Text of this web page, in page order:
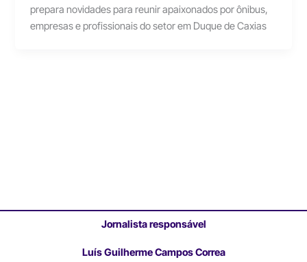
prepara novidades para reunir apaixonados por ônibus,
empresas e profissionais do setor em Duque de Caxias
Jornalista responsável
Luís Guilherme Campos Correa